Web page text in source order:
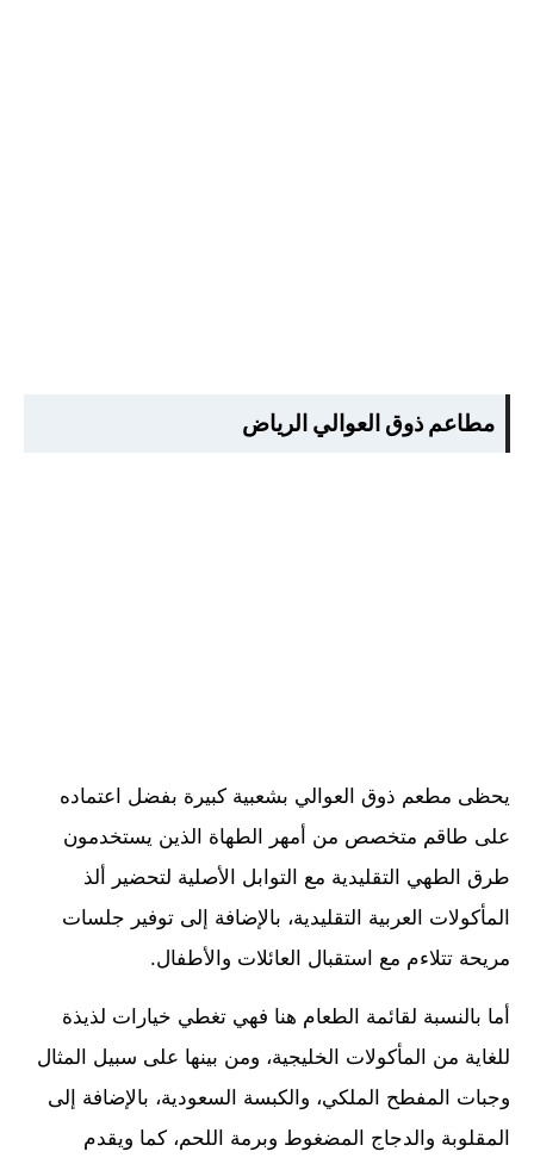
مطاعم ذوق العوالي الرياض
يحظى مطعم ذوق العوالي بشعبية كبيرة بفضل اعتماده
على طاقم متخصص من أمهر الطهاة الذين يستخدمون
طرق الطهي التقليدية مع التوابل الأصلية لتحضير ألذ
المأكولات العربية التقليدية، بالإضافة إلى توفير جلسات
مريحة تتلاءم مع استقبال العائلات والأطفال.
أما بالنسبة لقائمة الطعام هنا فهي تغطي خيارات لذيذة
للغاية من المأكولات الخليجية، ومن بينها على سبيل المثال
وجبات المفطح الملكي، والكبسة السعودية، بالإضافة إلى
المقلوبة والدجاج المضغوط وبرمة اللحم، كما ويقدم